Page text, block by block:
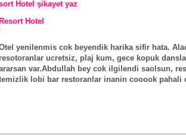
Hotel şikayet yaz
Hotel
yenilenmis cok beyendik harika sifir hata.
resotoranlar ucretsiz, plaj kum, gece kopuk
var.Abdullah bey cok ilgilendi saolsun,
lobi bar restoranlar inanin cooook pahali